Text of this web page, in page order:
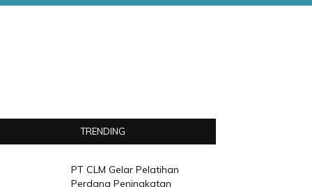
TRENDING
PT CLM Gelar Pelatihan
Perdana Peningkatan